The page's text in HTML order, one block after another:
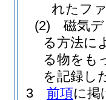
れたフ
(2)
磁気
る方法に
る物をも
を記録し
3
前項に掲